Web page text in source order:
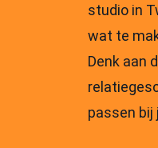
studio in
wat te
Denk aan
passen bij